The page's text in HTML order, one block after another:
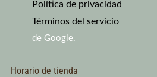
u
b
e
e
d
i
Política de privacidad
Términos del servicio
de Google.
Horario de tienda